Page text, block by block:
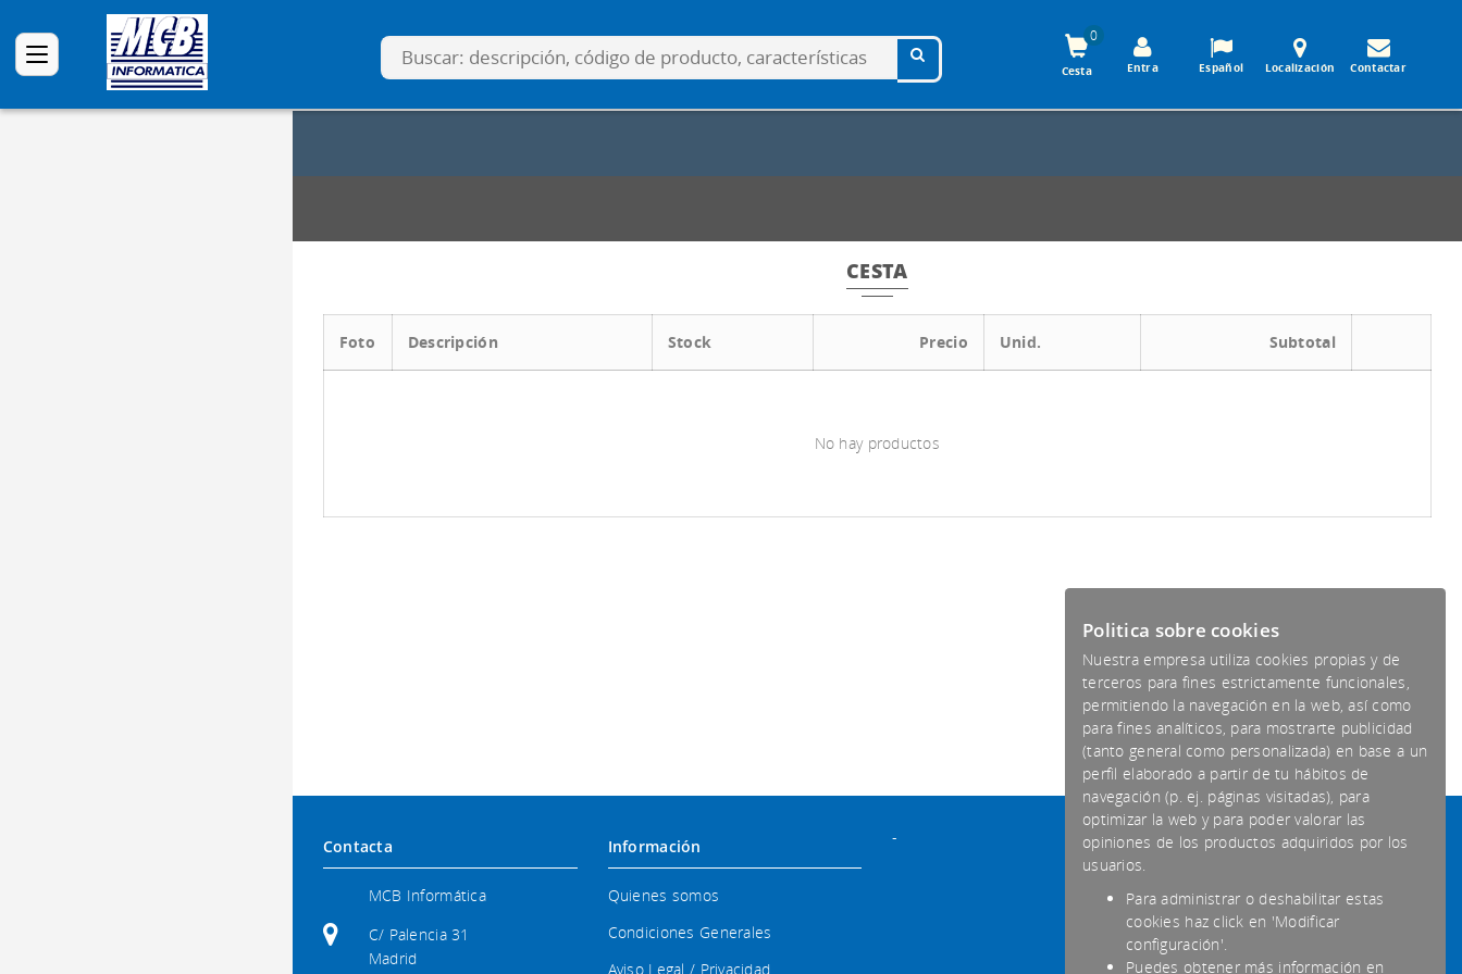
Cesta
0
Entra Español Localización Contactar
CESTA
Foto Descripción Stock Precio Unid. Subtotal
No hay productos
Contacta
MCB Informática
C/ Palencia 31
Madrid
Información
Quienes somos
Condiciones Generales
Aviso Legal / Privacidad
- -
Politica sobre cookies
Nuestra empresa utiliza cookies propias y de
terceros para fines estrictamente funcionales,
permitiendo la navegación en la web, así como
para fines analíticos, para mostrarte publicidad
(tanto general como personalizada) en base a un
perfil elaborado a partir de tu hábitos de
navegación (p. ej. páginas visitadas), para
optimizar la web y para poder valorar las
opiniones de los productos adquiridos por los
usuarios.
Para administrar o deshabilitar estas
cookies haz click en 'Modificar
configuración'.
Puedes obtener más información en